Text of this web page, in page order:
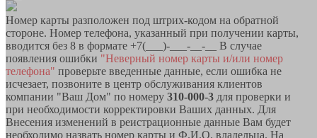
Номер карты разположен под штрих-кодом на обратной
стороне. Номер телефона, указанный при получении карты,
вводится без 8 в формате +7(___)-___-__-__ В случае
появления ошибки "Неверный номер карты и/или номер
телефона" проверьте введенные данные, если ошибка не
исчезает, позвоните в центр обслуживания клиентов
компании "Ваш Дом" по номеру 310-000-3 для проверки и
при необходимости корректировки Ваших данных. Для
Внесения изменений в реистрационные данные Вам будет
необходимо назвать номер карты и Ф.И.О. владельца. На